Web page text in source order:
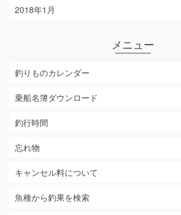
2018年1月
メニュー
釣りものカレンダー
乗船名簿ダウンロード
釣行時間
忘れ物
キャンセル料について
魚種から釣果を検索